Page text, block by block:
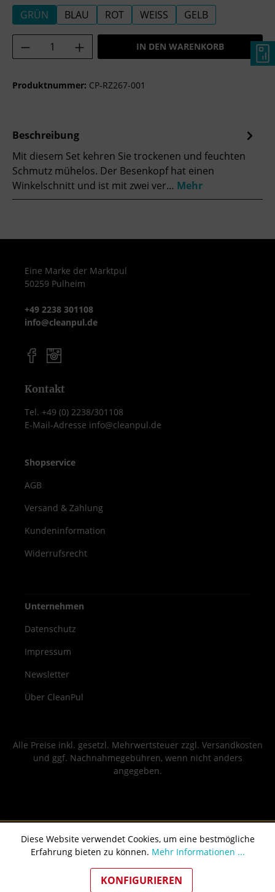
GRÜN
BLAU ROT WEISS GELB
Produkt Anzahl: Gib den gewünschten
IN DEN WARENKORB
Produktnummer: CP-RZ267-001
Beschreibung
Mit diesem Set kehren Sie trockenen und feuchten
Schmutz mühelos. Der Besenkopf hat einen
Winkelschnitt und ist mit zwei ver… Mehr
Eine Marke der Marktpul
50259 Pulheim
+49 2238 301108
info@cleanpul.de
Kontakt
Tel. +49 (0) 2238/301108
E-Mail-Adresse info@cleanpul.de
Shopservice
AGB
Versand & Zahlung
Kundeninformation
Widerrufsrecht
Unternehmen
Datenschutz
Impressum
Newsletter
Über CleanPul
Alle Preise inkl. gesetzl. Mehrwertsteuer zzgl. Versandkosten
und ggf. Nachnahmegebühren, wenn nicht anders
angegeben.
Diese Website verwendet Cookies, um eine bestmögliche
Erfahrung bieten zu können. Mehr Informationen ...
KONFIGURIEREN